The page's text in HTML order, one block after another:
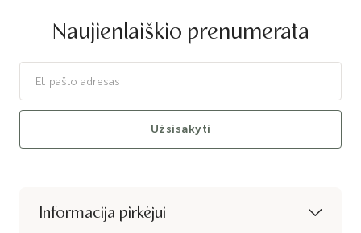
Naujienlaiškio prenumerata
Užsisakyti
Informacija pirkėjui